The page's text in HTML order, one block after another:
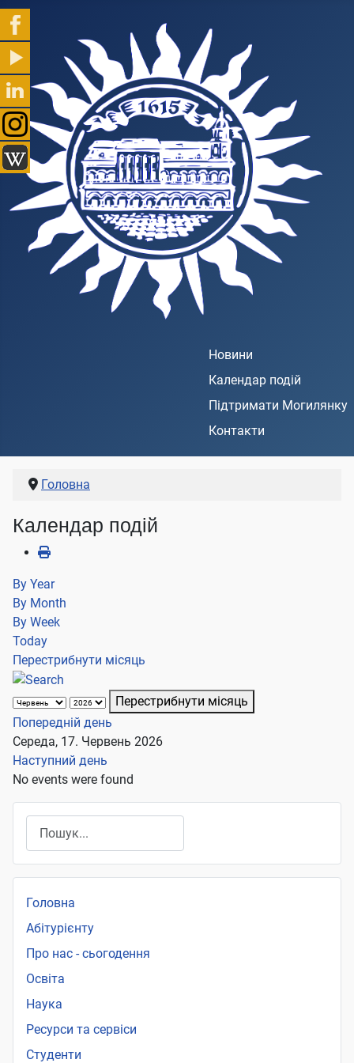
Новини
Календар подій
Підтримати Могилянку
Контакти
Головна
Календар подій
By Year
By Month
By Week
Today
Перестрибнути місяць
Перестрибнути місяць
Попередній день
Середа, 17. Червень 2026
Наступний день
No events were found
Головна
Абітурієнту
Про нас - сьогодення
Освіта
Наука
Ресурси та сервіси
Студенти